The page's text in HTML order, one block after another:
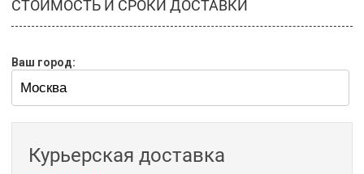
СТОИМОСТЬ И СРОКИ ДОСТАВКИ
Ваш город:
Курьерская доставка